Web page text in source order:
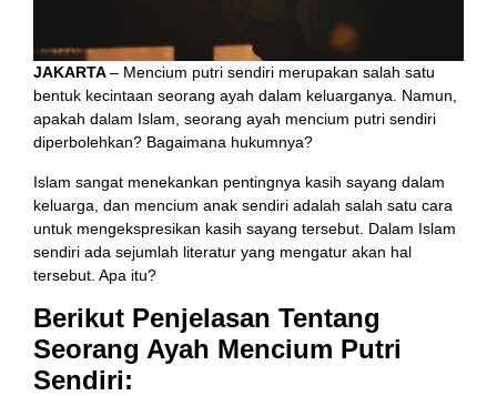
JAKARTA– Mencium putri sendiri merupakan salah satu
bentuk kecintaan seorang ayah dalam keluarganya. Namun,
apakah dalam Islam, seorang ayah mencium putri sendiri
diperbolehkan? Bagaimana hukumnya?
Islam sangat menekankan pentingnya kasih sayang dalam
keluarga, dan mencium anak sendiri adalah salah satu cara
untuk mengekspresikan kasih sayang tersebut. Dalam Islam
sendiri ada sejumlah literatur yang mengatur akan hal
tersebut. Apa itu?
Berikut Penjelasan Tentang
Seorang Ayah Mencium Putri
Sendiri: